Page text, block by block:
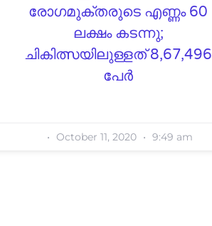
രോഗമുക്തരുടെ എണ്ണം 60
ലക്ഷം കടന്നു;
ചികിത്സയിലുള്ളത് 8,67,496
പേര്‍
October 11, 2020 9:49 am